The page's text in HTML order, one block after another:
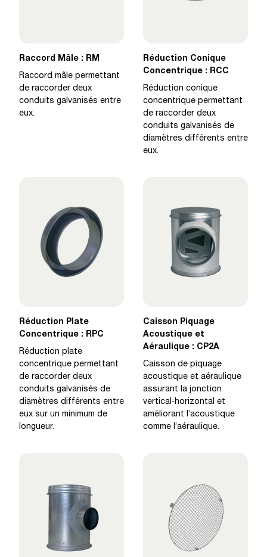
Raccord Mâle : RM
Raccord mâle permettant
de raccorder deux
conduits galvanisés entre
eux.
Réduction Conique
Concentrique : RCC
Réduction conique
concentrique permettant
de raccorder deux
conduits galvanisés de
diamètres différents entre
eux.
Réduction Plate
Concentrique : RPC
Réduction plate
concentrique permettant
de raccorder deux
conduits galvanisés de
diamètres différents entre
eux sur un minimum de
longueur.
Caisson Piquage
Acoustique et
Aéraulique : CP2A
Caisson de piquage
acoustique et aéraulique
assurant la jonction
vertical‑horizontal et
améliorant l’acoustique
comme l’aéraulique.